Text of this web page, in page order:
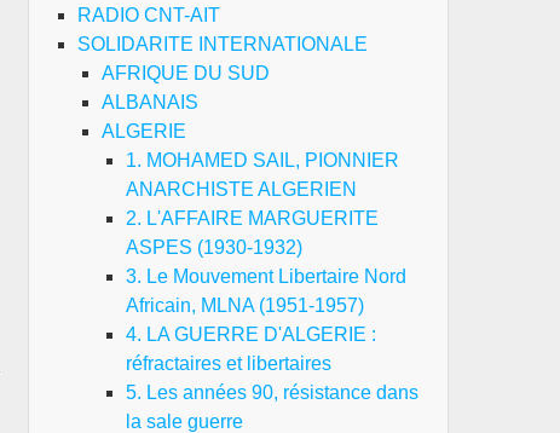
RADIO CNT-AIT
SOLIDARITE INTERNATIONALE
AFRIQUE DU SUD
ALBANAIS
ALGERIE
1. MOHAMED SAIL, PIONNIER
ANARCHISTE ALGERIEN
2. L'AFFAIRE MARGUERITE
ASPES (1930-1932)
3. Le Mouvement Libertaire Nord
Africain, MLNA (1951-1957)
4. LA GUERRE D'ALGERIE :
réfractaires et libertaires
5. Les années 90, résistance dans
la sale guerre